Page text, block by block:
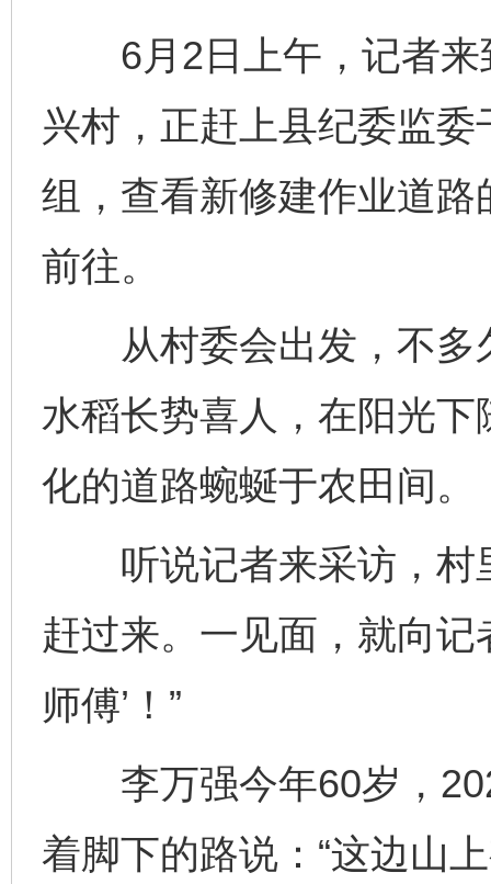
6月2日上午，记者来
兴村，正赶上县纪委监
组，查看新修建作业道
前往。
从村委会出发，不多
水稻长势喜人，在阳光
化的道路蜿蜒于农田间。
听说记者来采访，村
赶过来。一见面，就向记
师傅’！”
李万强今年60岁，
着脚下的路说：“这边山